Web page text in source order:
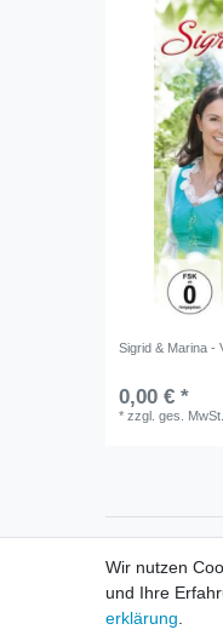
Sigrid & Marina -
0,00 € *
*zzgl. ges. MwSt.
Zahlung
Wir nutzen
und Ihre
erklärung